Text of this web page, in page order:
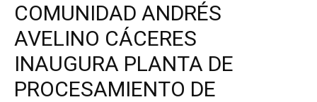
COMUNIDAD ANDRÉS
AVELINO CÁCERES
INAUGURA PLANTA DE
PROCESAMIENTO DE